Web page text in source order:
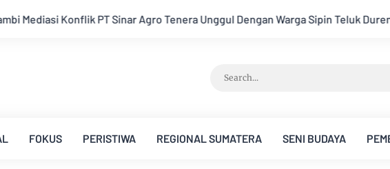
Unggul Dengan Warga Sipin Teluk Duren Hukum Tidak Tunduk pada
FOKUS PERISTIWA REGIONAL SUMATERA SENI BUDAYA